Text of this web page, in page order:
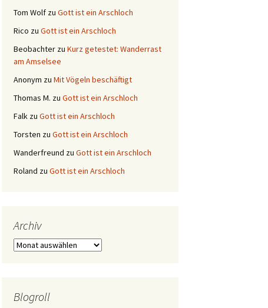
Tom Wolf zu Gott ist ein Arschloch
Rico zu Gott ist ein Arschloch
Beobachter zu Kurz getestet: Wanderrast
am Amselsee
Anonym zu Mit Vögeln beschäftigt
Thomas M. zu Gott ist ein Arschloch
Falk zu Gott ist ein Arschloch
Torsten zu Gott ist ein Arschloch
Wanderfreund zu Gott ist ein Arschloch
Roland zu Gott ist ein Arschloch
Archiv
Archiv
Blogroll